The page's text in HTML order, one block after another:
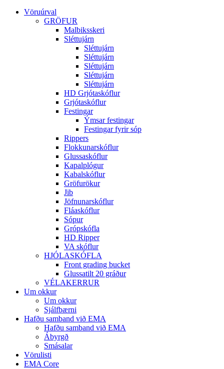
Vöruúrval
GRÖFUR
Malbiksskeri
Sléttujárn
Sléttujárn
Sléttujárn
Sléttujárn
Sléttujárn
Sléttujárn
HD Grjótaskóflur
Grjótaskóflur
Festingar
Ýmsar festingar
Festingar fyrir sóp
Rippers
Flokkunarskóflur
Glussaskóflur
Kapalplógur
Kabalskóflur
Gröfurökur
Jib
Jöfnunarskóflur
Fláaskóflur
Sópur
Grópskófla
HD Ripper
VA skóflur
HJÓLASKÓFLA
Front grading bucket
Glussatilt 20 gráður
VÉLAKERRUR
Um okkur
Um okkur
Sjálfbærni
Hafðu samband við EMA
Hafðu samband við EMA
Ábyrgð
Smásalar
Vörulisti
EMA Core